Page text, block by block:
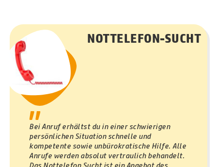
NOTTELEFON-SUCHT
"
Bei Anruf erhältst du in einer schwierigen
persönlichen Situation schnelle und
kompetente sowie unbürokratische Hilfe. Alle
Anrufe werden absolut vertraulich behandelt.
Das Nottelefon Sucht ist ein Angebot des